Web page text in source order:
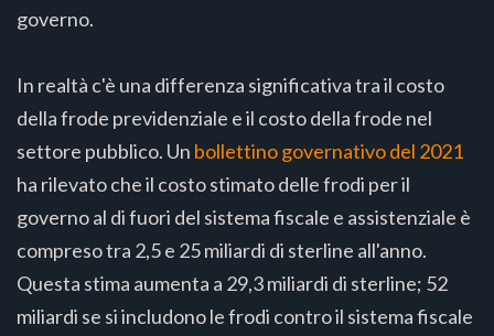
governo.
In realtà c'è una differenza significativa tra il costo
della frode previdenziale e il costo della frode nel
settore pubblico. Un bollettino governativo del 2021
ha rilevato che il costo stimato delle frodi per il
governo al di fuori del sistema fiscale e assistenziale è
compreso tra 2,5 e 25 miliardi di sterline all'anno.
Questa stima aumenta a 29,3 miliardi di sterline; 52
miliardi se si includono le frodi contro il sistema fiscale